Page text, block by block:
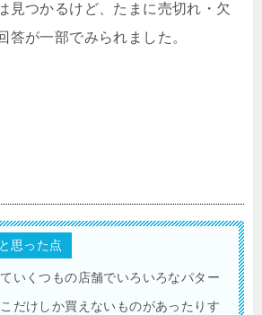
見つかるけど、たまに売切れ・欠
答が一部でみられました。
思った点
いくつもの店舗でいろいろなパター
だけしか買えないものがあったりす